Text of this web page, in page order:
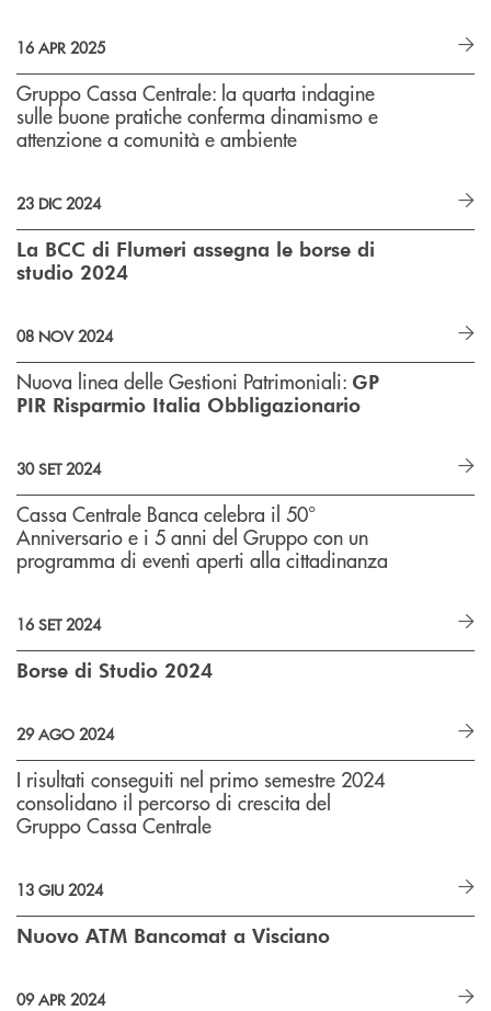
16 APR 2025
Gruppo Cassa Centrale: la quarta indagine
sulle buone pratiche conferma dinamismo e
attenzione a comunità e ambiente
23 DIC 2024
La BCC di Flumeri assegna le borse di
studio 2024
08 NOV 2024
Nuova linea delle Gestioni Patrimoniali: GP
PIR Risparmio Italia Obbligazionario
30 SET 2024
Cassa Centrale Banca celebra il 50°
Anniversario e i 5 anni del Gruppo con un
programma di eventi aperti alla cittadinanza
16 SET 2024
Borse di Studio 2024
29 AGO 2024
I risultati conseguiti nel primo semestre 2024
consolidano il percorso di crescita del
Gruppo Cassa Centrale
13 GIU 2024
Nuovo ATM Bancomat a Visciano
09 APR 2024